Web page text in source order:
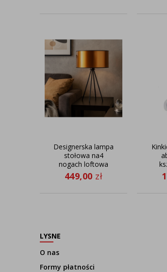
Designerska lampa
stołowa na4
nogach loftowa
SIERRA MIRROR
czarno-miedziana
449,00 zł
LYSNE
O nas
Formy płatności